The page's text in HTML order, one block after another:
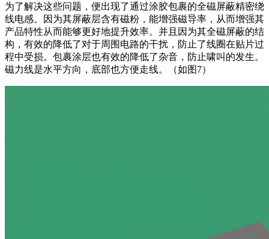
为了解决这些问题，便出现了通过涂胶包裹的全磁屏蔽精密绕
线电感。因为其屏蔽层含有磁粉，能增强磁导率，从而增强其
产品特性从而能够更好地提升效率。并且 因为其全磁屏蔽的结
构，有效的降低了对于周围电路的干扰，防止了线圈在贴片过
程中受损。包裹涂层也有效的降低了杂音，防止啸叫的发生。
磁力线是水平方向，底部也方便走线。（如图7）